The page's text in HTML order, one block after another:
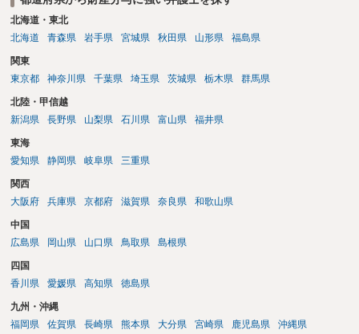
北海道・東北
北海道
青森県 岩手県 宮城県 秋田県 山形県 福島県
関東
東京都
神奈川県 千葉県 埼玉県 茨城県 栃木県 群馬県
北陸・甲信越
新潟県
長野県 山梨県 石川県 富山県 福井県
東海
愛知県
静岡県 岐阜県 三重県
関西
大阪府
兵庫県 京都府 滋賀県 奈良県 和歌山県
中国
広島県
岡山県 山口県 鳥取県 島根県
四国
香川県
愛媛県 高知県 徳島県
九州・沖縄
福岡県
佐賀県 長崎県 熊本県 大分県 宮崎県 鹿児島県 沖縄県